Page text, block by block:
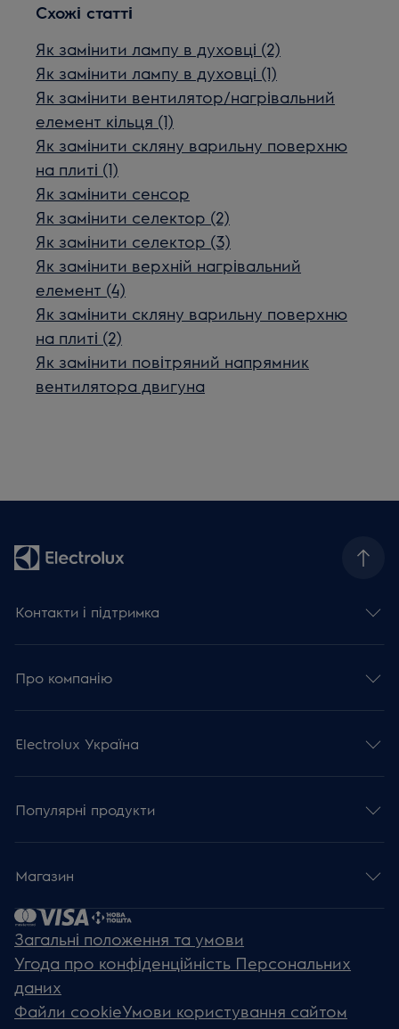
Схожі статті
Як замінити лампу в духовці (2)
Як замінити лампу в духовці (1)
Як замінити вентилятор/нагрівальний
елемент кільця (1)
Як замінити скляну варильну поверхню
на плиті (1)
Як замінити сенсор
Як замінити селектор (2)
Як замінити селектор (3)
Як замінити верхній нагрівальний
елемент (4)
Як замінити скляну варильну поверхню
на плиті (2)
Як замінити повітряний напрямник
вентилятора двигуна
Контакти і підтримка
Про компанію
Electrolux Україна
Популярні продукти
Магазин
Загальні положення та умови
Угода про конфіденційність Персональних
даних
Файли cookieУмови користування сайтом